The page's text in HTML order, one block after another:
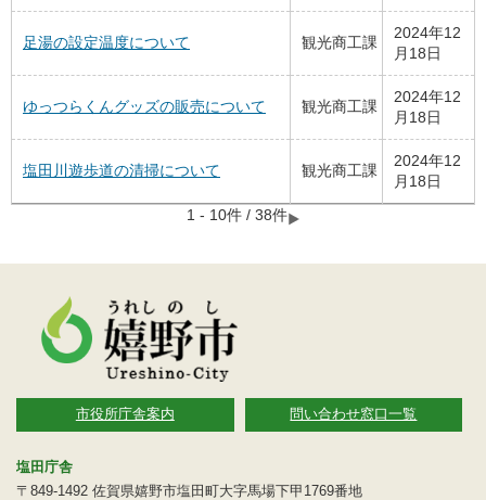
足湯の設定温度について 観光商工課
2024年12
月18日
ゆっつらくんグッズの販売について 観光商工課
2024年12
月18日
塩田川遊歩道の清掃について 観光商工課
2024年12
月18日
1 - 10件 / 38件
市役所庁舎案内 問い合わせ窓口一覧
塩田庁舎
〒849-1492 佐賀県嬉野市塩田町大字馬場下甲1769番地